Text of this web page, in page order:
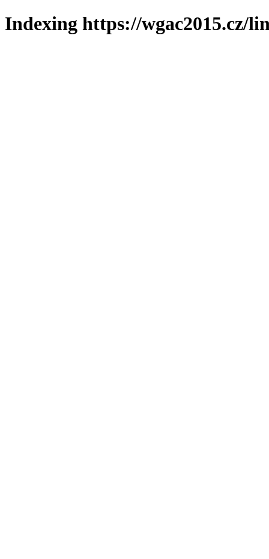
Indexing https://wgac2015.cz/